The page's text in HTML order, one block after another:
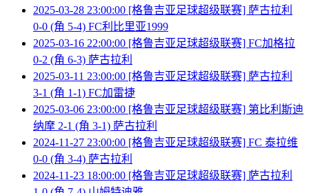
2025-03-28 23:00:00 [格鲁吉亚足球超级联赛] 萨古拉利
0-0 (角 5-4) FC利比里亚1999
2025-03-16 22:00:00 [格鲁吉亚足球超级联赛] FC加格拉
0-2 (角 6-3) 萨古拉利
2025-03-11 23:00:00 [格鲁吉亚足球超级联赛] 萨古拉利
3-1 (角 1-1) FC加雷捷
2025-03-06 23:00:00 [格鲁吉亚足球超级联赛] 第比利斯迪
纳摩 2-1 (角 3-1) 萨古拉利
2024-11-27 23:00:00 [格鲁吉亚足球超级联赛] FC 泰拉维
0-0 (角 3-4) 萨古拉利
2024-11-23 18:00:00 [格鲁吉亚足球超级联赛] 萨古拉利